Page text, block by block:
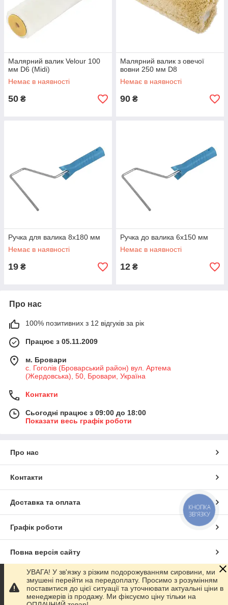
Малярний валик Velour 100
мм D6 (Midi)
Немає в наявності
50 ₴
Малярний валик з овечої
вовни 250 мм D8
Немає в наявності
90 ₴
Ручка для валика 8х180 мм
Немає в наявності
19 ₴
Ручка до валика 6х150 мм
Немає в наявності
12 ₴
Про нас
100% позитивних з 12 відгуків за рік
Працює з 05.11.2009
м. Бровари
с. Гоголів (Броварський район) вул. Артема
(Жердовська), 50, Бровари, Україна
Контакти
Сьогодні працює з 09:00 до 18:00
Показати весь графік роботи
Про нас
Контакти
Доставка та оплата
Графік роботи
Повна версія сайту
Сайт створено на маркетплейсіProm.ua
Політика конфіденційності
УВАГА! У зв'язку з різким подорожуванням сировини, ми
змушені перейти на передоплату. Просимо з розумінням
поставитися до цієї ситуації та уточнювати актуальні ціни в
менеджерів із продажу. Ми фіксуємо ціну тільки на
КНОПКА
ЗВ'ЯЗКУ